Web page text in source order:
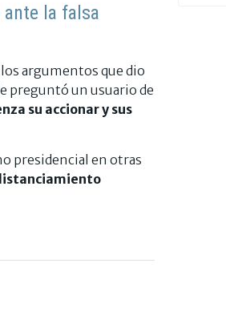
la falsa
argumentos que dio
preguntó un usuario de
su accionar y sus
presidencial en otras